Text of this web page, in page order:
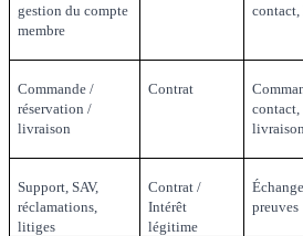
gestion du compte
membre
contact,
Commande /
réservation /
livraison
Contrat
contact,
livraison
Support, SAV,
réclamations,
litiges
Contrat /
Intérêt
légitime
preuves